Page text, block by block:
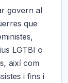
govern al
que
LGTBI o
així com
i fins i